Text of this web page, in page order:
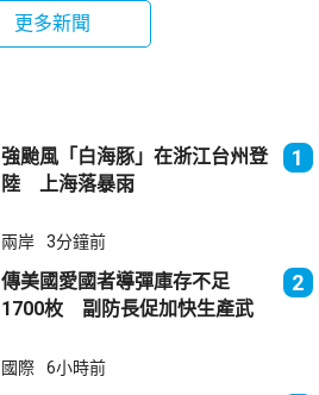
更多新聞
強颱風「白海豚」在浙江台州登
陸 上海落暴雨
1
兩岸 3分鐘前
傳美國愛國者導彈庫存不足
1700枚 副防長促加快生產武
2
國際 6小時前